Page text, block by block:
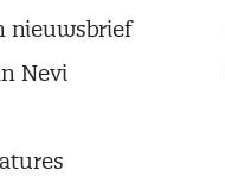
nieuwsbrief
Nevi